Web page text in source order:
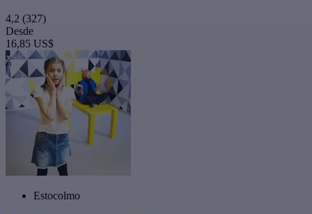
4,2 (327)
Desde
16,85 US$
Estocolmo